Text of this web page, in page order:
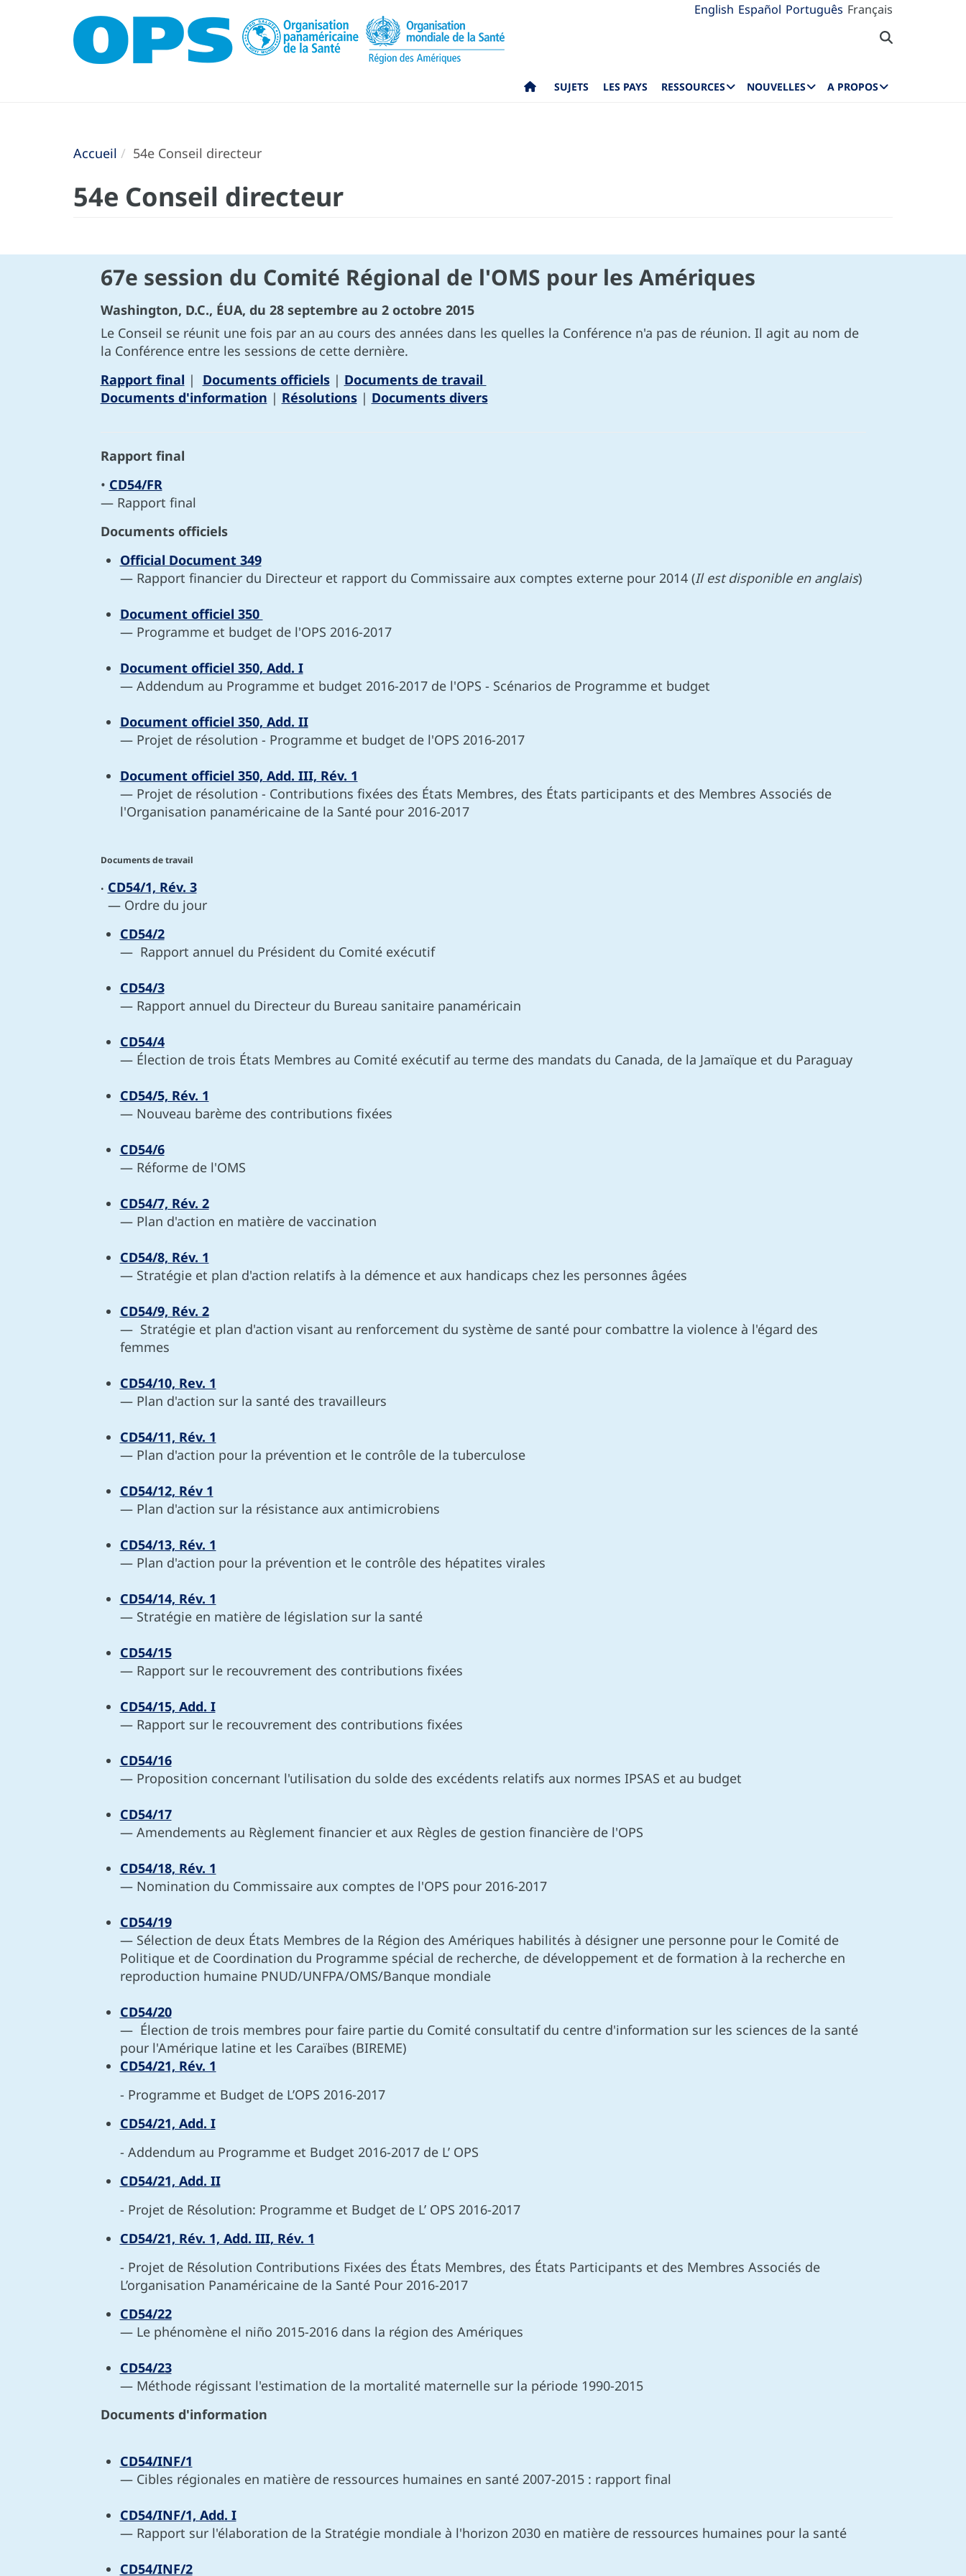
English Español Português Français
SUJETS LES PAYS RESSOURCES NOUVELLES A PROPOS
Accueil 54e Conseil directeur
54e Conseil directeur
67e session du Comité Régional de l'OMS pour les Amériques
Washington, D.C., ÉUA, du 28 septembre au 2 octobre 2015
Le Conseil se réunit une fois par an au cours des années dans les quelles la Conférence n'a pas de réunion. Il agit au nom de
la Conférence entre les sessions de cette dernière.
Rapport final | Documents officiels| Documents de travail
Documents d'information | Résolutions| Documents divers
Rapport final
• CD54/FR
— Rapport final
Documents officiels
Official Document 349
— Rapport financier du Directeur et rapport du Commissaire aux comptes externe pour 2014 (Il est disponible en anglais)
Document officiel 350
— Programme et budget de l'OPS 2016-2017
Document officiel 350, Add. I
— Addendum au Programme et budget 2016-2017 de l'OPS - Scénarios de Programme et budget
Document officiel 350, Add. II
— Projet de résolution - Programme et budget de l'OPS 2016-2017
Document officiel 350, Add. III, Rév. 1
— Projet de résolution - Contributions fixées des États Membres, des États participants et des Membres Associés de
l'Organisation panaméricaine de la Santé pour 2016-2017
Documents de travail
• CD54/1, Rév. 3
— Ordre du jour
CD54/2
— Rapport annuel du Président du Comité exécutif
CD54/3
— Rapport annuel du Directeur du Bureau sanitaire panaméricain
CD54/4
— Élection de trois États Membres au Comité exécutif au terme des mandats du Canada, de la Jamaïque et du Paraguay
CD54/5, Rév. 1
— Nouveau barème des contributions fixées
CD54/6
— Réforme de l'OMS
CD54/7, Rév. 2
— Plan d'action en matière de vaccination
CD54/8, Rév. 1
— Stratégie et plan d'action relatifs à la démence et aux handicaps chez les personnes âgées
CD54/9, Rév. 2
— Stratégie et plan d'action visant au renforcement du système de santé pour combattre la violence à l'égard des
femmes
CD54/10, Rev. 1
— Plan d'action sur la santé des travailleurs
CD54/11, Rév. 1
— Plan d'action pour la prévention et le contrôle de la tuberculose
CD54/12, Rév 1
— Plan d'action sur la résistance aux antimicrobiens
CD54/13, Rév. 1
— Plan d'action pour la prévention et le contrôle des hépatites virales
CD54/14, Rév. 1
— Stratégie en matière de législation sur la santé
CD54/15
— Rapport sur le recouvrement des contributions fixées
CD54/15, Add. I
— Rapport sur le recouvrement des contributions fixées
CD54/16
— Proposition concernant l'utilisation du solde des excédents relatifs aux normes IPSAS et au budget
CD54/17
— Amendements au Règlement financier et aux Règles de gestion financière de l'OPS
CD54/18, Rév. 1
— Nomination du Commissaire aux comptes de l'OPS pour 2016-2017
CD54/19
— Sélection de deux États Membres de la Région des Amériques habilités à désigner une personne pour le Comité de
Politique et de Coordination du Programme spécial de recherche, de développement et de formation à la recherche en
reproduction humaine PNUD/UNFPA/OMS/Banque mondiale
CD54/20
— Élection de trois membres pour faire partie du Comité consultatif du centre d'information sur les sciences de la santé
pour l'Amérique latine et les Caraïbes (BIREME)
CD54/21, Rév. 1
- Programme et Budget de L’OPS 2016-2017
CD54/21, Add. I
- Addendum au Programme et Budget 2016-2017 de L’ OPS
CD54/21, Add. II
- Projet de Résolution: Programme et Budget de L’ OPS 2016-2017
CD54/21, Rév. 1, Add. III, Rév. 1
- Projet de Résolution Contributions Fixées des États Membres, des États Participants et des Membres Associés de
L’organisation Panaméricaine de la Santé Pour 2016-2017
CD54/22
— Le phénomène el niño 2015-2016 dans la région des Amériques
CD54/23
— Méthode régissant l'estimation de la mortalité maternelle sur la période 1990-2015
Documents d'information
CD54/INF/1
— Cibles régionales en matière de ressources humaines en santé 2007-2015 : rapport final
CD54/INF/1, Add. I
— Rapport sur l'élaboration de la Stratégie mondiale à l'horizon 2030 en matière de ressources humaines pour la santé
CD54/INF/2